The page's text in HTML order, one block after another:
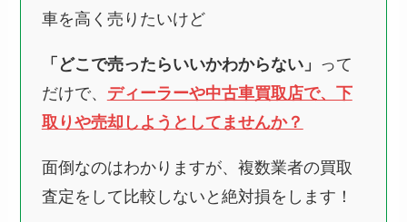
車を高く売りたいけど
「どこで売ったらいいかわからない」 って
だけで、 ディーラーや中古車買取店で、下
取りや売却しようとしてませんか？
面倒なのはわかりますが、複数業者の買取
査定をして比較しないと絶対損をします！